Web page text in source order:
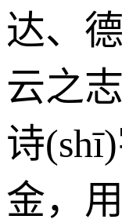
达、
云之志
诗
金，